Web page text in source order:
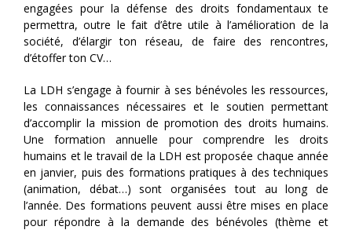
engagées pour la défense des droits fondamentaux te
permettra, outre le fait d’être utile à l’amélioration de la
société, d’élargir ton réseau, de faire des rencontres,
d’étoffer ton CV…
La LDH s’engage à fournir à ses bénévoles les ressources,
les connaissances nécessaires et le soutien permettant
d’accomplir la mission de promotion des droits humains.
Une formation annuelle pour comprendre les droits
humains et le travail de la LDH est proposée chaque année
en janvier, puis des formations pratiques à des techniques
(animation, débat…) sont organisées tout au long de
l’année. Des formations peuvent aussi être mises en place
pour répondre à la demande des bénévoles (thème et